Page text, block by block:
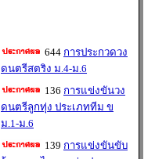
644 การประกวดวง
ดนตรีสตริง ม.4-ม.6
136 การแข่งขันวง
ดนตรีลูกทุ่ง ประเภททีม ข
ม.1-ม.6
139 การแข่งขันขับ